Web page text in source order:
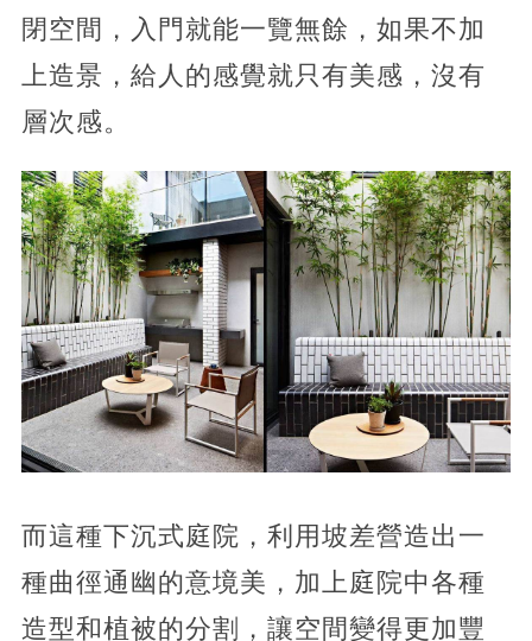
閉空間，入門就能一覽無餘，如果不加
上造景，給人的感覺就只有美感，沒有
層次感。
而這種下沉式庭院，利用坡差營造出一
種曲徑通幽的意境美，加上庭院中各種
造型和植被的分割，讓空間變得更加豐